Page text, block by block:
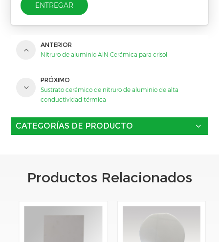
ENTREGAR
ANTERIOR
Nitruro de aluminio AlN Cerámica para crisol
PRÓXIMO
Sustrato cerámico de nitruro de aluminio de alta
conductividad térmica
CATEGORÍAS DE PRODUCTO
Productos Relacionados